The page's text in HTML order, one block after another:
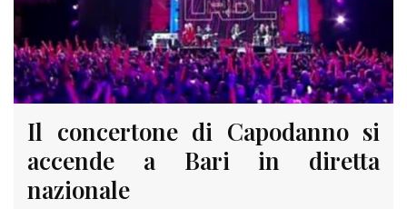
Il concertone di Capodanno si
accende a Bari in diretta
nazionale